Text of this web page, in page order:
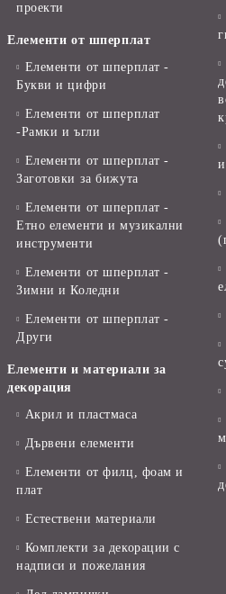
проекти
Елементи от шперплат
Елементи от шперплат -
Букви и цифри
Елементи от шперплат
-Рамки и ъгли
Елементи от шперплат -
Заготовки за бижута
Елементи от шперплат -
Етно елементи и музикални
инструменти
Елементи от шперплат -
Зимни и Коледни
Елементи от шперплат -
Други
Елементи и материали за
декорация
Акрил и пластмаса
Дървени елементи
Елементи от филц, фоам и
плат
Естествени материали
Комплекти за декорации с
надписи и пожелания